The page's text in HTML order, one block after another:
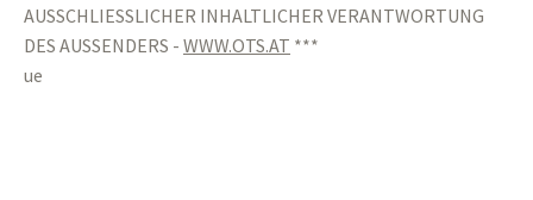
AUSSCHLIESSLICHER INHALTLICHER VERANTWORTUNG
DES AUSSENDERS - WWW.OTS.AT ***
ue